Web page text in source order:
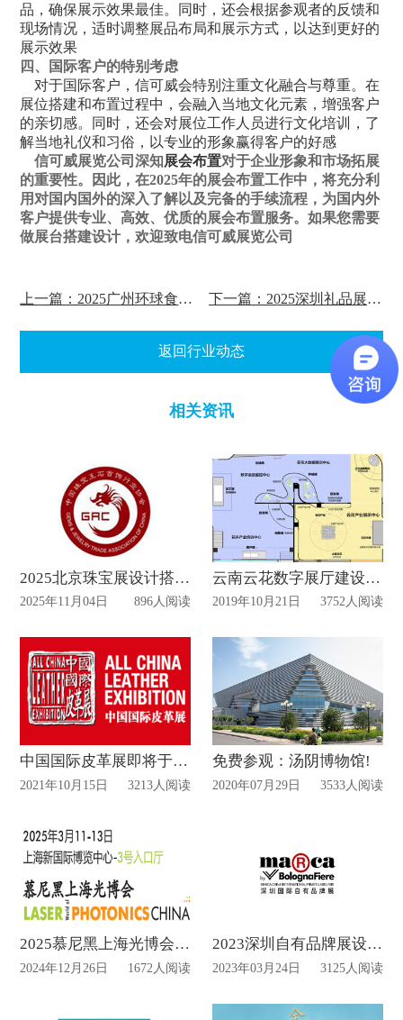
品，确保展示效果最佳。同时，还会根据参观者的反馈和
现场情况，适时调整展品布局和展示方式，以达到更好的
展示效果
四、国际客户的特别考虑
对于国际客户，信可威会特别注重文化融合与尊重。在
展位搭建和布置过程中，会融入当地文化元素，增强客户
的亲切感。同时，还会对展位工作人员进行文化培训，了
解当地礼仪和习俗，以专业的形象赢得客户的好感
信可威展览公司深知展会布置对于企业形象和市场拓展
的重要性。因此，在2025年的展会布置工作中，将充分利
用对国内国外的深入了解以及完备的手续流程，为国内外
客户提供专业、高效、优质的展会布置服务。如果您需要
做展台搭建设计，欢迎致电信可威展览公司
上一篇：2025广州环球食品展览会 FHC展位搭建 下一篇：2025深圳礼品展览会展位布置
返回行业动态
相关资讯
2025北京珠宝展设计搭建时间
2025年11月04日 896人阅读
云南云花数字展厅建设项目已启动
2019年10月21日 3752人阅读
中国国际皮革展即将于11月强势回归！
2021年10月15日 3213人阅读
免费参观：汤阴博物馆!
2020年07月29日 3533人阅读
2025慕尼黑上海光博会搭建报馆截止时间
2024年12月26日 1672人阅读
2023深圳自有品牌展设计制作动态
2023年03月24日 3125人阅读